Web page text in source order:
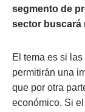
segmento de
sector buscará
El tema es si
permitirán una
que por otra
económico. Si